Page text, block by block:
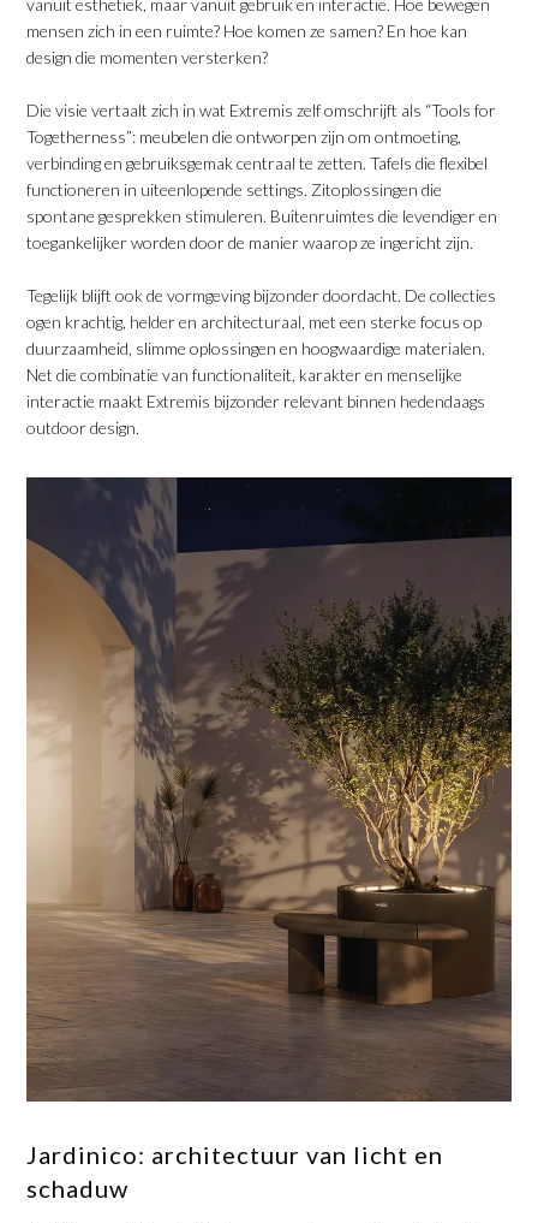
vanuit esthetiek, maar vanuit gebruik en interactie. Hoe bewegen
mensen zich in een ruimte? Hoe komen ze samen? En hoe kan
design die momenten versterken?
​Die visie vertaalt zich in wat Extremis zelf omschrijft als “Tools for
Togetherness”: meubelen die ontworpen zijn om ontmoeting,
verbinding en gebruiksgemak centraal te zetten. Tafels die flexibel
functioneren in uiteenlopende settings. Zitoplossingen die
spontane gesprekken stimuleren. Buitenruimtes die levendiger en
toegankelijker worden door de manier waarop ze ingericht zijn.
​Tegelijk blijft ook de vormgeving bijzonder doordacht. De collecties
ogen krachtig, helder en architecturaal, met een sterke focus op
duurzaamheid, slimme oplossingen en hoogwaardige materialen.
Net die combinatie van functionaliteit, karakter en menselijke
interactie maakt Extremis bijzonder relevant binnen hedendaags
outdoor design.
​Jardinico: architectuur van licht en
schaduw